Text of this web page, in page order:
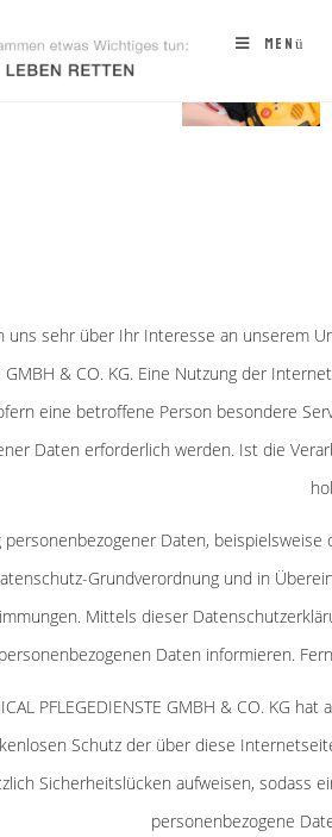
Menü
uns sehr über Ihr Interesse an unserem
GMBH & CO. KG. Eine Nutzung der
eine betroffene Person besondere
Daten erforderlich werden. Ist die
personenbezogener Daten,
Grundverordnung und in
Mittels dieser
Daten informieren.
PFLEGEDIENSTE GMBH & CO. KG
Schutz der über diese
Sicherheitslücken aufweisen, sodass
personenbezogene